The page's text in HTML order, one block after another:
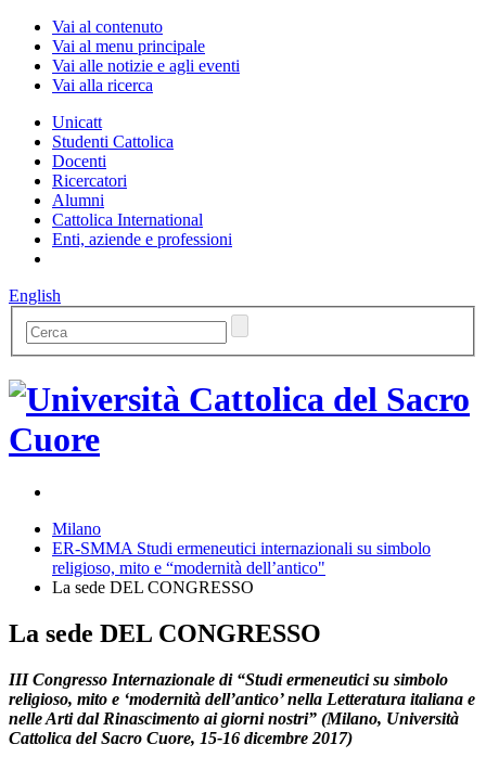
Vai al contenuto
Vai al menu principale
Vai alle notizie e agli eventi
Vai alla ricerca
Unicatt
Studenti Cattolica
Docenti
Ricercatori
Alumni
Cattolica International
Enti, aziende e professioni
English
Milano
ER-SMMA Studi ermeneutici internazionali su simbolo
religioso, mito e “modernità dell’antico"
La sede DEL CONGRESSO
La sede DEL CONGRESSO
III Congresso Internazionale di “Studi ermeneutici su simbolo
religioso, mito e ‘modernità dell’antico’ nella Letteratura italiana e
nelle Arti dal Rinascimento ai giorni nostri” (Milano, Università
Cattolica del Sacro Cuore, 15-16 dicembre 2017)